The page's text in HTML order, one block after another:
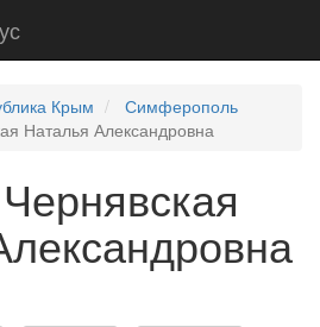
Крым
Симферополь
Наталья Александровна